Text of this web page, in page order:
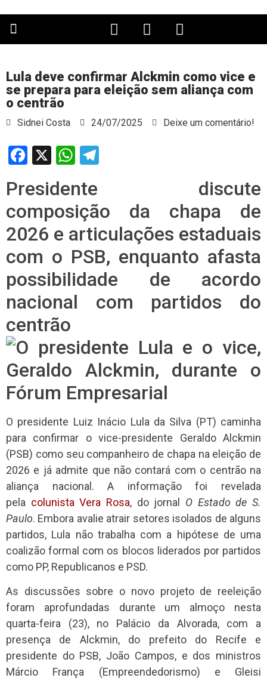
Lula deve confirmar Alckmin como vice e
se prepara para eleição sem aliança com
o centrão
Sidnei Costa 24/07/2025 Deixe um comentário!
Facebook
X WhatsApp
Presidente discute
composição da chapa de
2026 e articulações estaduais
com o PSB, enquanto afasta
possibilidade de acordo
nacional com partidos do
centrão
O presidente Luiz Inácio Lula da Silva (PT) caminha
para confirmar o vice-presidente Geraldo Alckmin
(PSB) como seu companheiro de chapa na eleição de
2026 e já admite que não contará com o centrão na
aliança nacional. A informação foi revelada
pela colunista Vera Rosa, do jornal O Estado de S.
Paulo. Embora avalie atrair setores isolados de alguns
partidos, Lula não trabalha com a hipótese de uma
coalizão formal com os blocos liderados por partidos
como PP, Republicanos e PSD.
As discussões sobre o novo projeto de reeleição
foram aprofundadas durante um almoço nesta
quarta-feira (23), no Palácio da Alvorada, com a
presença de Alckmin, do prefeito do Recife e
presidente do PSB, João Campos, e dos ministros
Márcio França (Empreendedorismo) e Gleisi